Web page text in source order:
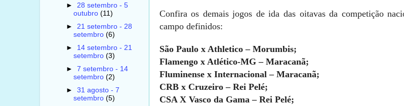
Confira os demais jogos de ida das oitavas da competição
campo definidos:
São Paulo x Athletico – Morumbis;
Flamengo x Atlético-MG – Maracanã;
Fluminense x Internacional – Maracanã;
CRB x Cruzeiro – Rei Pelé;
CSA X Vasco da Gama – Rei Pelé;
► 28 setembro - 5
outubro (11)
► 21 setembro - 28
setembro (6)
► 14 setembro - 21
setembro (3)
► 7 setembro - 14
setembro (2)
► 31 agosto - 7
setembro (5)